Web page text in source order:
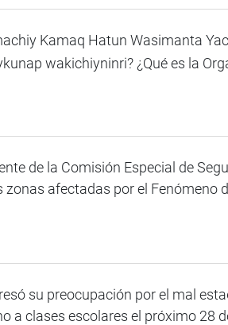
Kamaq Hatun Wasimanta
wakichiyninri? ¿Qué es la
de la Comisión Especial de
afectadas por el Fenómeno
su preocupación por el mal
a clases escolares el próximo 28